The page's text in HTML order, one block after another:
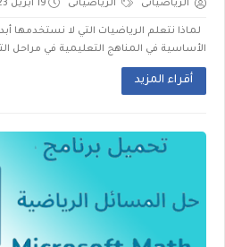
الرياضياتى الرياضياتى 19 أبريل 2023
لماذا نتعلم الرياضيات التي لا نستخدمها
الأساسية في المناهج التعليمية في مراحل
أقراء المزيد